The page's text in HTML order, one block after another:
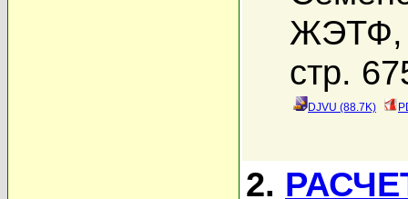
ЖЭТФ,
стр.
DJVU (88.7K)
2.